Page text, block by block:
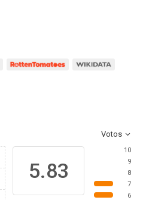
Votos
5.83
10
9
8
7
6